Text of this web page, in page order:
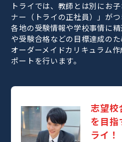
トライでは、教師とは別にお
ナー（トライの正社員）」がつ
各地の受験情報や学校事情に
や受験合格などの目標達成のた
オーダーメイドカリキュラム
ポートを行います。
志望校
を目
ライ！